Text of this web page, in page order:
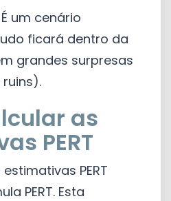
um cenário
ficará dentro da
grandes surpresas
as
PERT
PERT
PERT. Esta